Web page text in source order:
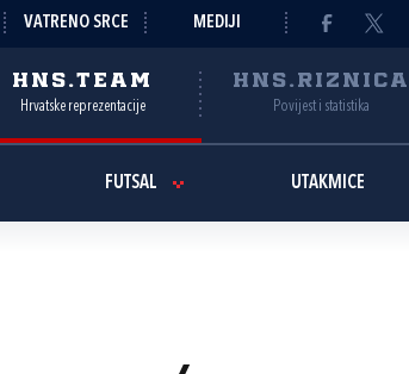
VATRENO SRCE MEDIJI
HNS.TEAM
Hrvatske reprezentacije
HNS.RIZNICA
Povijest i statistika
FUTSAL UTAKMICE